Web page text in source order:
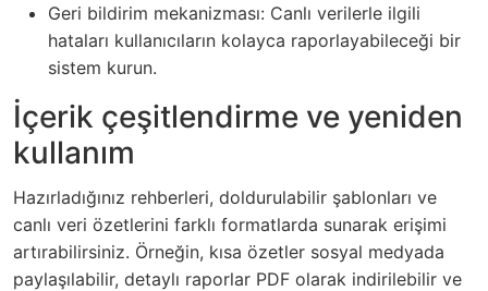
Geri bildirim mekanizması: Canlı verilerle ilgili
hataları kullanıcıların kolayca raporlayabileceği bir
sistem kurun.
İçerik çeşitlendirme ve yeniden
kullanım
Hazırladığınız rehberleri, doldurulabilir şablonları ve
canlı veri özetlerini farklı formatlarda sunarak erişimi
artırabilirsiniz. Örneğin, kısa özetler sosyal medyada
paylaşılabilir, detaylı raporlar PDF olarak indirilebilir ve